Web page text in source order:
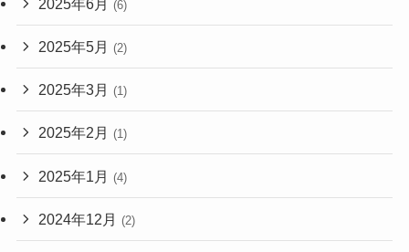
2025年6月 (6)
2025年5月 (2)
2025年3月 (1)
2025年2月 (1)
2025年1月 (4)
2024年12月 (2)